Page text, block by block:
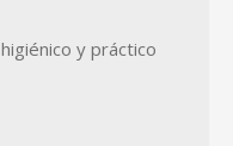
y práctico